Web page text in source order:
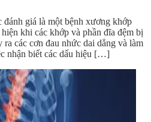
giá là một bệnh xương khớp
khi các khớp và phần đĩa đệm bị
các cơn đau nhức dai dẳng và làm
nhận biết các dấu hiệu […]